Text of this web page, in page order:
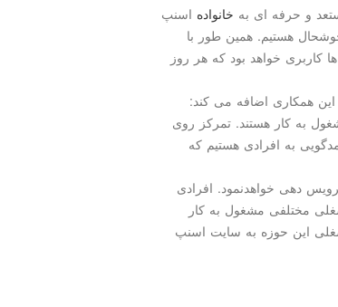
و حرفه ای به خانواده اسنپ
هستیم. همین طور با
كاربری خواهد بود كه هر روز
همكاری اضافه می كند:
به كار هستند. تمركز روی
به افرادی هستیم كه
دهی خواهدنمود. افرادی
مختلفی مشغول به كار
این حوزه به سایت اسنپ